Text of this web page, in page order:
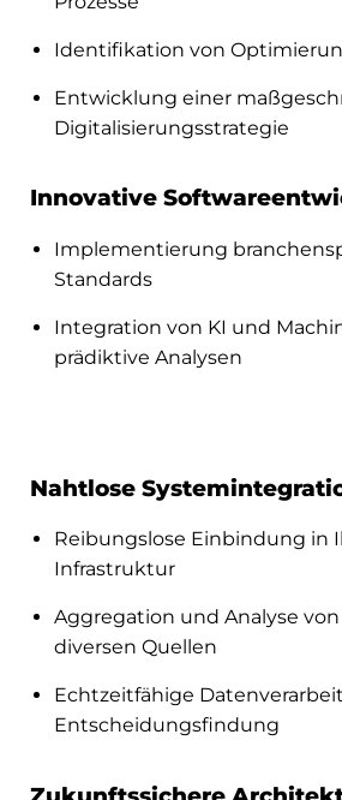
Identifikation von
Entwicklung einer
Digitalisierungsstrategie
Innovative
Implementierung
Standards
Integration von KI und
prädiktive Analysen
Nahtlose
Reibungslose Einbindung in
Infrastruktur
Aggregation und Analyse
diversen Quellen
Echtzeitfähige
Entscheidungsfindung